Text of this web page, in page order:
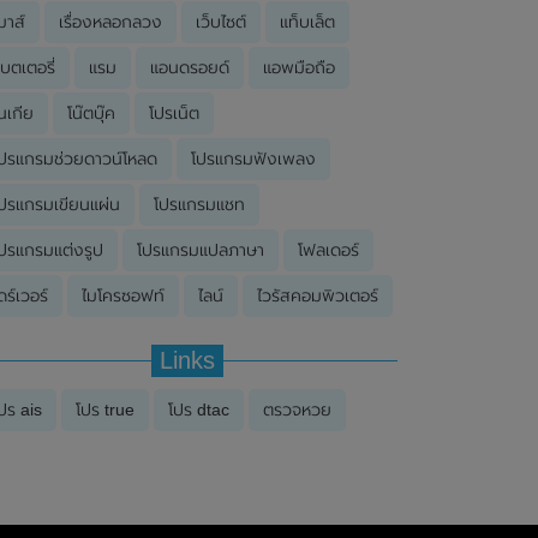
าส์ เรื่องหลอกลวง เว็บไซต์ แท็บเล็ต
ตเตอรี่ แรม แอนดรอยด์ แอพมือถือ
เกีย โน๊ตบุ๊ค โปรเน็ต
รแกรมช่วยดาวน์โหลด โปรแกรมฟังเพลง
รแกรมเขียนแผ่น โปรแกรมแชท
รแกรมแต่งรูป โปรแกรมแปลภาษา โฟลเดอร์
ร์เวอร์ ไมโครซอฟท์ ไลน์ ไวรัสคอมพิวเตอร์
Links
ร ais โปร true โปร dtac ตรวจหวย